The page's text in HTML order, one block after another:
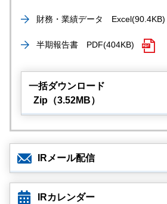
財務・業績データ Excel(90.4KB)
半期報告書 PDF(404KB)
一括ダウンロード
Zip（3.52MB）
IRメール配信
IRカレンダー